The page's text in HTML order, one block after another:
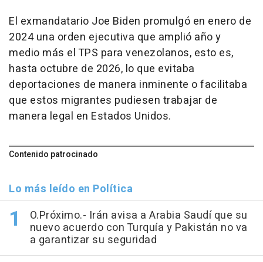
El exmandatario Joe Biden promulgó en enero de
2024 una orden ejecutiva que amplió año y
medio más el TPS para venezolanos, esto es,
hasta octubre de 2026, lo que evitaba
deportaciones de manera inminente o facilitaba
que estos migrantes pudiesen trabajar de
manera legal en Estados Unidos.
Contenido patrocinado
Lo más leído en Política
O.Próximo.- Irán avisa a Arabia Saudí que su
nuevo acuerdo con Turquía y Pakistán no va
a garantizar su seguridad